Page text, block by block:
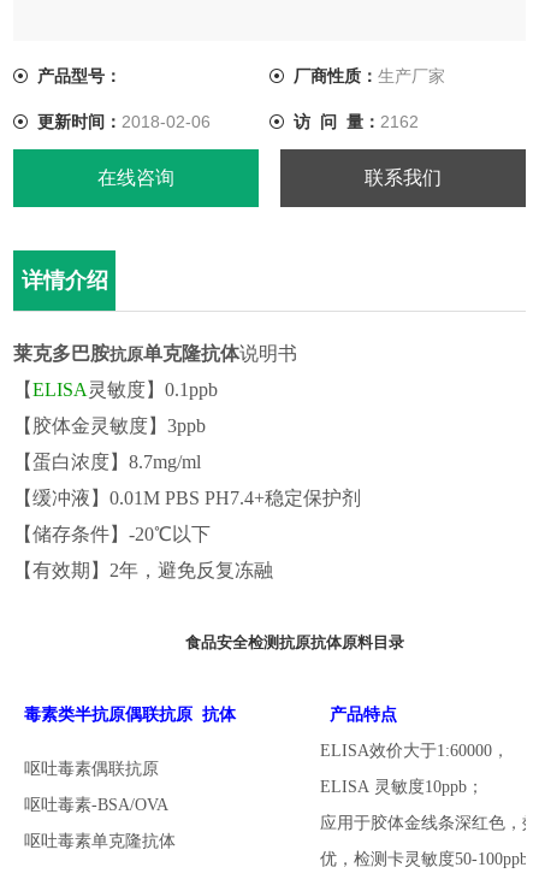
产品型号： 厂商性质： 生产厂家
更新时间： 2018-02-06 访 问 量： 2162
在线咨询 联系我们
详情介绍
莱克多巴胺抗原单克隆抗体说明书
【ELISA 灵敏度】0.1ppb
【胶体金灵敏度】3ppb
【蛋白浓度】8.7mg/ml
【缓冲液】0.01M PBS PH7.4+稳定保护剂
【储存条件】-20℃以下
【有效期】 2年，避免反复冻融
食品安全检测抗原抗体原料目录
毒素类半抗原偶联抗原 抗体 产品特点
呕吐毒素偶联抗原
呕吐毒素-BSA/OVA
呕吐毒素单克隆抗体
ELISA效价大于1:60000 ，
ELISA 灵敏度10ppb；
应用于胶体金线条深红色，
优 ，检测卡灵敏度50-100ppb